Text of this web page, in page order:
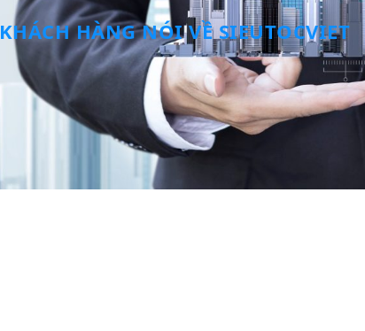
KHÁCH HÀNG NÓI VỀ SIEUTOCVIET